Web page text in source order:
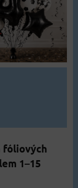
fóliových
1–15